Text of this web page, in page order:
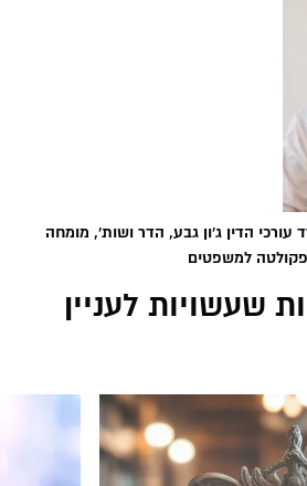
הדין ג'ון גבע, הדר ושות', מומחה
למשפטים
שעשויות לעניין